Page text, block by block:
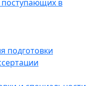
в
подготовки